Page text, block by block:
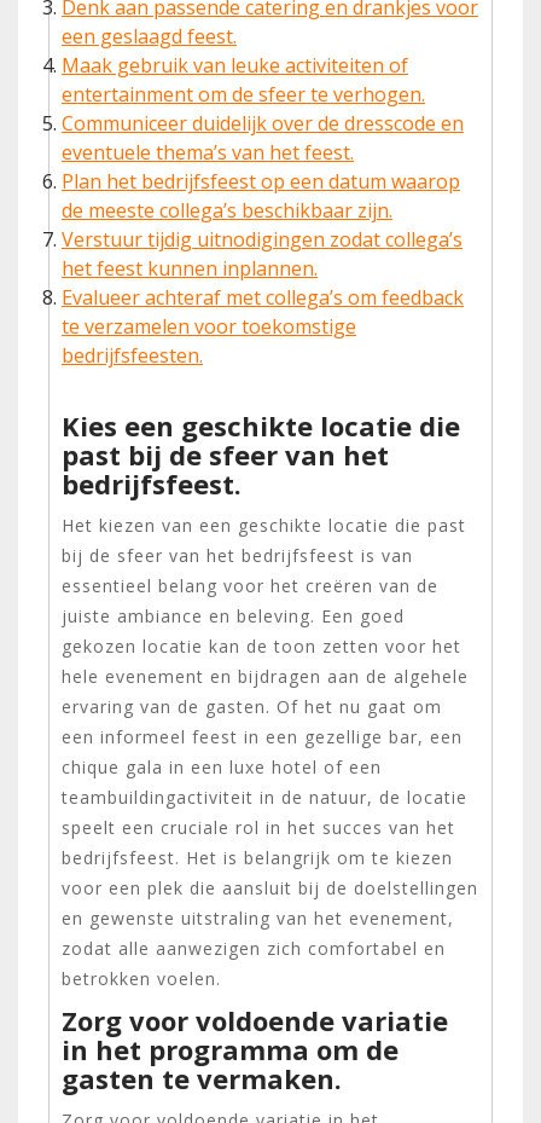
Denk aan passende catering en drankjes voor
een geslaagd feest.
Maak gebruik van leuke activiteiten of
entertainment om de sfeer te verhogen.
Communiceer duidelijk over de dresscode en
eventuele thema’s van het feest.
Plan het bedrijfsfeest op een datum waarop
de meeste collega’s beschikbaar zijn.
Verstuur tijdig uitnodigingen zodat collega’s
het feest kunnen inplannen.
Evalueer achteraf met collega’s om feedback
te verzamelen voor toekomstige
bedrijfsfeesten.
Kies een geschikte locatie die
past bij de sfeer van het
bedrijfsfeest.
Het kiezen van een geschikte locatie die past
bij de sfeer van het bedrijfsfeest is van
essentieel belang voor het creëren van de
juiste ambiance en beleving. Een goed
gekozen locatie kan de toon zetten voor het
hele evenement en bijdragen aan de algehele
ervaring van de gasten. Of het nu gaat om
een informeel feest in een gezellige bar, een
chique gala in een luxe hotel of een
teambuildingactiviteit in de natuur, de locatie
speelt een cruciale rol in het succes van het
bedrijfsfeest. Het is belangrijk om te kiezen
voor een plek die aansluit bij de doelstellingen
en gewenste uitstraling van het evenement,
zodat alle aanwezigen zich comfortabel en
betrokken voelen.
Zorg voor voldoende variatie
in het programma om de
gasten te vermaken.